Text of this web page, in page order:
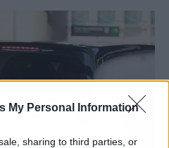
My Personal Information
sharing to third parties, or